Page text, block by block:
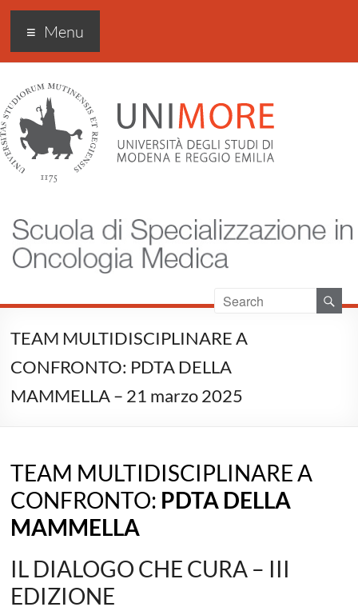
Scuola di specializzazione
in Oncologia medica
Menu
TEAM MULTIDISCIPLINARE A
CONFRONTO: PDTA DELLA
MAMMELLA – 21 marzo 2025
TEAM MULTIDISCIPLINARE A
CONFRONTO: PDTA DELLA
MAMMELLA
IL DIALOGO CHE CURA – III
EDIZIONE